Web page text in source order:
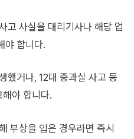
고 사실을 대리기사나 해당 업
야 합니다.
했거나, 12대 중과실 사고 등
야 합니다.
부상을 입은 경우라면 즉시